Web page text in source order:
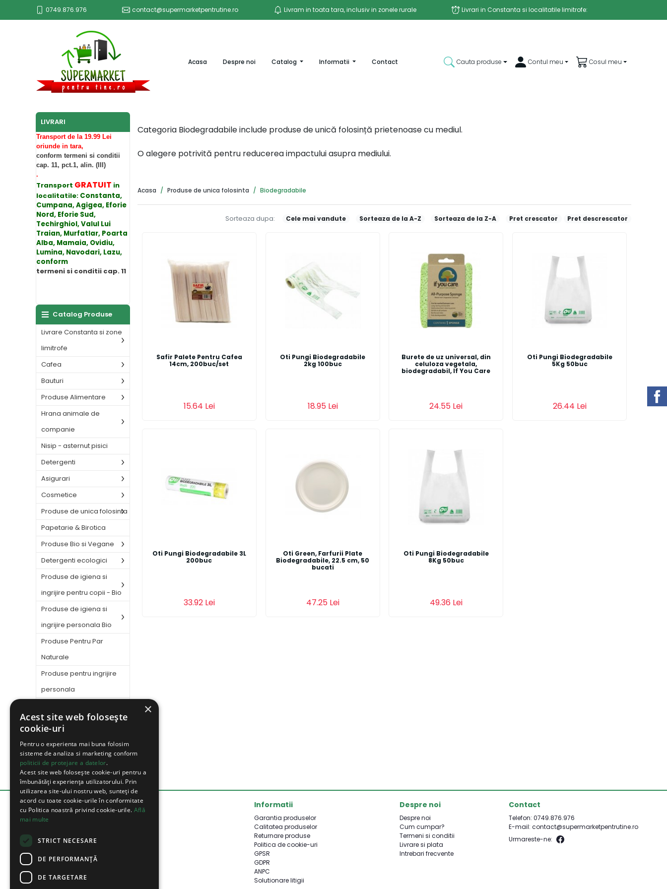
0749.876.976 contact@supermarketpentrutine.ro Livram in toata tara, inclusiv in zonele rurale Livrari in Constanta si localitatile limitrofe:
Acasa(current)Despre noi Catalog Informatii Contact Cauta produse Contul meu Cosul meu
LIVRARI
Transport de la 19.99 Lei
oriunde in tara,
conform termeni si conditii
cap. 11, pct.1, alin. (III)
.
Transport GRATUIT in
localitatile: Constanta,
Cumpana, Agigea, Eforie
Nord, Eforie Sud,
Techirghiol, Valul Lui
Traian, Murfatlar, Poarta
Alba, Mamaia, Ovidiu,
Lumina, Navodari, Lazu,
conform
termeni si conditii cap. 11
Catalog Produse
Livrare Constanta si zone
limitrofe
Cafea
Bauturi
Produse Alimentare
Hrana animale de
companie
Nisip - asternut pisici
Detergenti
Asigurari
Cosmetice
Produse de unica folosinta
Papetarie & Birotica
Produse Bio si Vegane
Detergenti ecologici
Produse de igiena si
ingrijire pentru copii - Bio
Produse de igiena si
ingrijire personala Bio
Produse Pentru Par
Naturale
Produse pentru ingrijire
personala
Apa Distilata
Dozatoare de Apa
Aromaterapie
Categoria Biodegradabile include produse de unică folosință prietenoase cu mediul.
O alegere potrivită pentru reducerea impactului asupra mediului.
Acasa Produse de unica folosinta Biodegradabile
Sorteaza dupa: Cele mai vandute Sorteaza de la A-Z Sorteaza de la Z-A Pret crescator Pret descrescator
Safir Palete Pentru Cafea
14cm, 200buc/set
15.64 Lei
Oti Pungi Biodegradabile
2kg 100buc
18.95 Lei
Burete de uz universal, din
celuloza vegetala,
biodegradabil, If You Care
24.55 Lei
Oti Pungi Biodegradabile
5Kg 50buc
26.44 Lei
Oti Pungi Biodegradabile 3L
200buc
33.92 Lei
Oti Green, Farfurii Plate
Biodegradabile, 22.5 cm, 50
bucati
47.25 Lei
Oti Pungi Biodegradabile
8Kg 50buc
49.36 Lei
.
Informatii
Garantia produselor
Calitatea produselor
Returnare produse
Politica de cookie-uri
GPSR
GDPR
ANPC
Solutionare litigii
Despre noi
Despre noi
Cum cumpar?
Termeni si conditii
Livrare si plata
Intrebari frecvente
Contact
Telefon: 0749.876.976
E-mail: contact@supermarketpentrutine.ro
Urmareste-ne:
×
Acest site web folosește
cookie-uri
Pentru o experienta mai buna folosim
sisteme de analiza si marketing conform
politicii de protejare a datelor.
Acest site web folosește cookie-uri pentru a
îmbunătăți experiența utilizatorului. Prin
utilizarea site-ului nostru web, sunteți de
acord cu toate cookie-urile în conformitate
cu Politica noastră privind cookie-urile. Află
mai multe
STRICT NECESARE
DE PERFORMANȚĂ
DE TARGETARE